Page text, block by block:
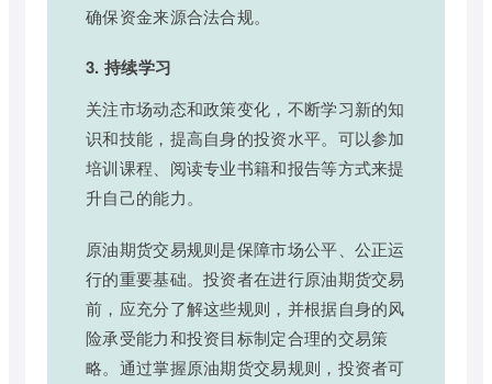
确保资金来源合法合规。
3. 持续学习
关注市场动态和政策变化，不断学习新的知
识和技能，提高自身的投资水平。可以参加
培训课程、阅读专业书籍和报告等方式来提
升自己的能力。
原油期货交易规则是保障市场公平、公正运
行的重要基础。投资者在进行原油期货交易
前，应充分了解这些规则，并根据自身的风
险承受能力和投资目标制定合理的交易策
略。通过掌握原油期货交易规则，投资者可